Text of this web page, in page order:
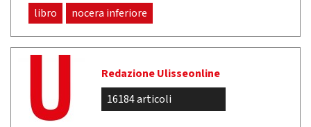
libro nocera inferiore
Redazione Ulisseonline
16184 articoli